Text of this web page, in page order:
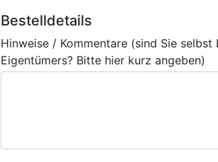
Bestelldetails
Hinweise / Kommentare (sind Sie
Eigentümers? Bitte hier kurz angeben)